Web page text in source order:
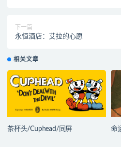
下一篇
永恒酒店：艾拉的心愿
相关文章
茶杯头/Cuphead/同屏 命